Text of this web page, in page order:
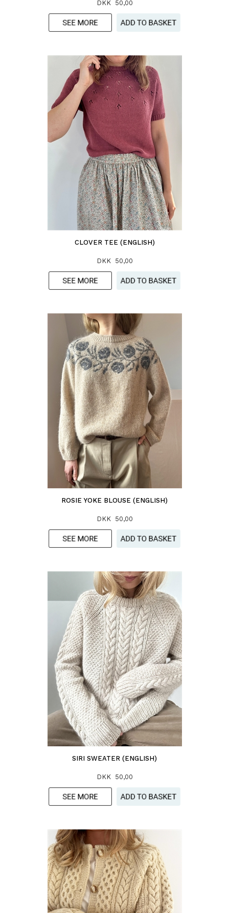
DKK 50,00
CLOVER TEE (ENGLISH)
DKK 50,00
ROSIE YOKE BLOUSE (ENGLISH)
DKK 50,00
SIRI SWEATER (ENGLISH)
DKK 50,00